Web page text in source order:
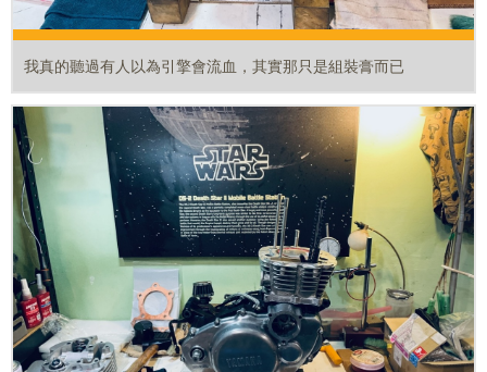
我真的聽過有人以為引擎會流血，其實那只是組裝膏而已